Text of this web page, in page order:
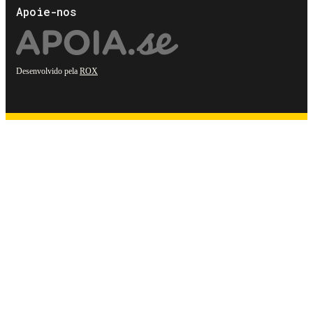
Apoie-nos
Desenvolvido pela ROX